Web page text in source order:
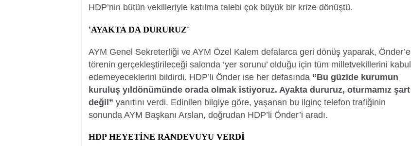
HDP’nin bütün vekilleriyle katılma talebi çok büyük bir krize dönüştü.
'AYAKTA DA DURURUZ'
AYM Genel Sekreterliği ve AYM Özel Kalem defalarca geri dönüş yaparak, Önder’e
törenin gerçekleştirileceği salonda ‘yer sorunu’ olduğu için tüm milletvekillerini kabul
edemeyeceklerini bildirdi. HDP’li Önder ise her defasında “Bu güzide kurumun
kuruluş yıldönümünde orada olmak istiyoruz. Ayakta dururuz, oturmamız şart
değil” yanıtını verdi. Edinilen bilgiye göre, yaşanan bu ilginç telefon trafiğinin
sonunda AYM Başkanı Arslan, doğrudan HDP’li Önder’i aradı.
HDP HEYETİNE RANDEVUYU VERDİ